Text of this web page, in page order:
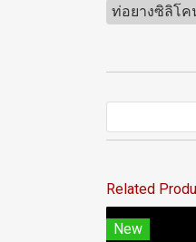
ท่อยางซิลิโค
Related
New